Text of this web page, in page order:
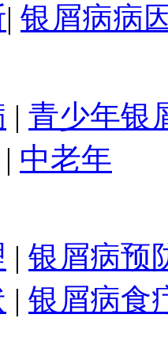
| 银屑病病
| 青少年银
| 中老年
| 银屑病预
| 银屑病食